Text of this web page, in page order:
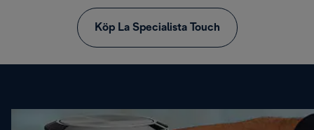
Köp La Specialista Touch